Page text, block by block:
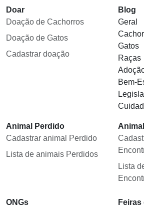
Doar
Doação de Cachorros
Doação de Gatos
Cadastrar doação
Blog
Geral
Gatos
Raças
Bem-
Animal Perdido
Cadastrar animal Perdido
Lista de animais Perdidos
Lista
ONGs